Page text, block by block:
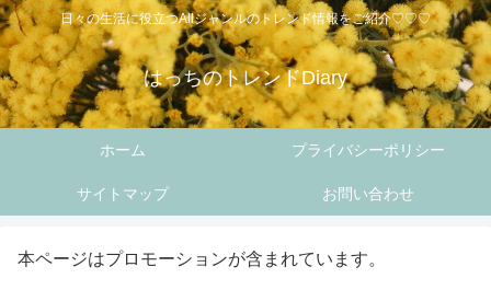
日々の生活に役立つAllジャンルのトレンド情報をご紹介♡♡♡
はっちのトレンドDiary
ホーム プライバシーポリシー
サイトマップ お問い合わせ
本ページはプロモーションが含まれています。